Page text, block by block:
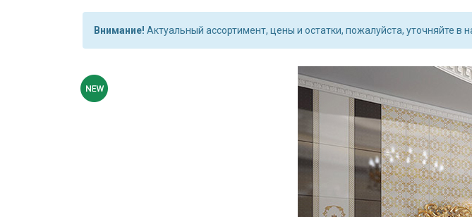
Внимание! Актуальный ассортимент, цены и остатки, пожалуйста, уточняйте в